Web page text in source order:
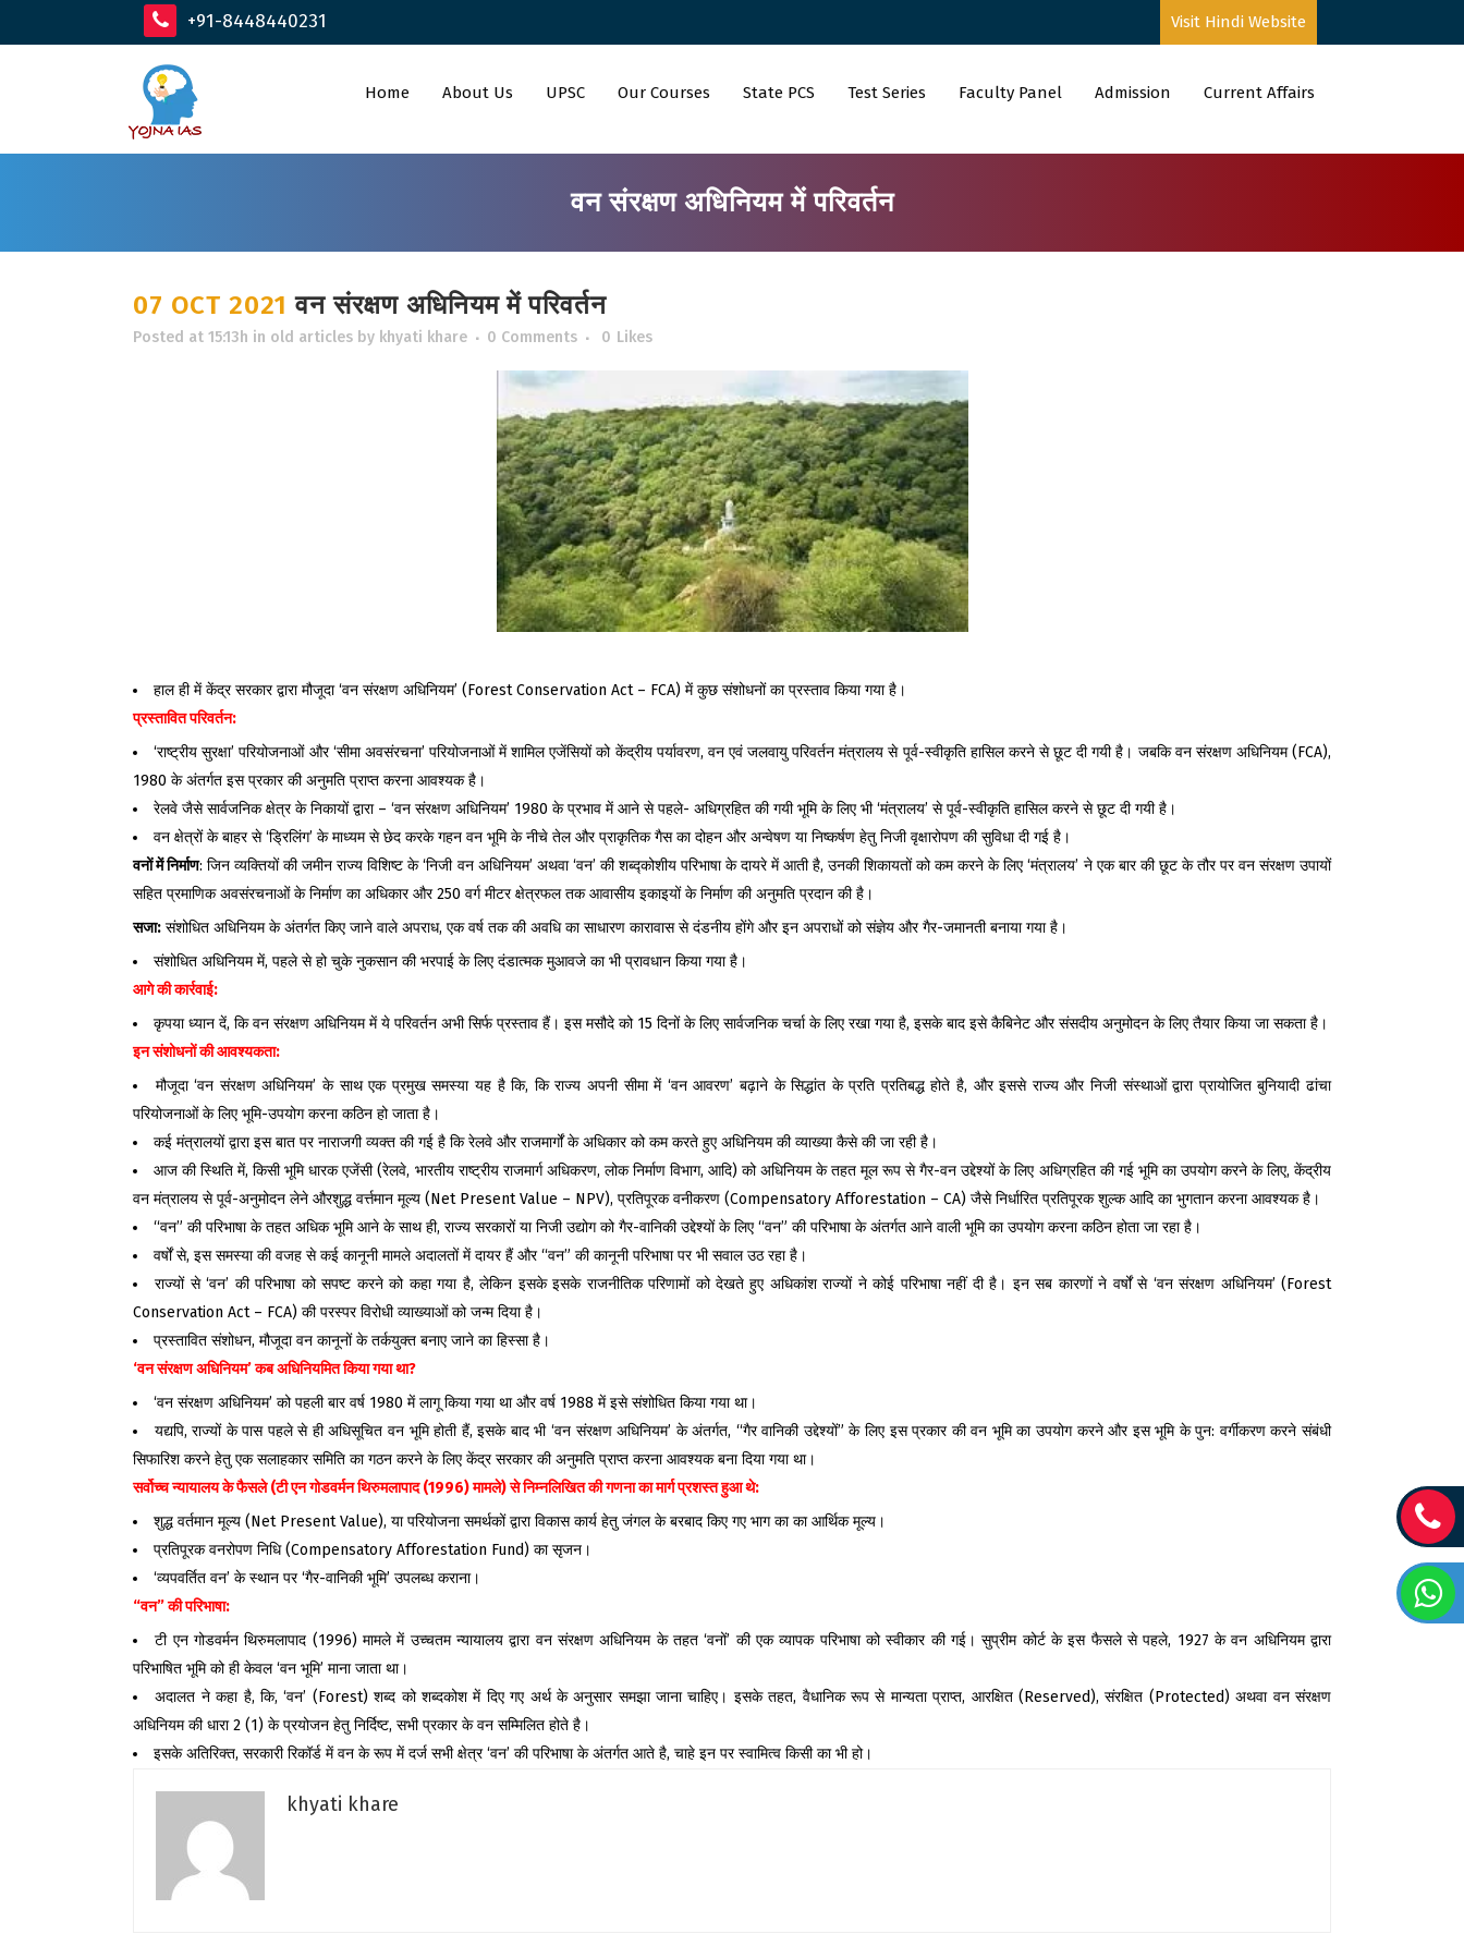
+91-8448440231 Visit Hindi Website
Home About Us UPSC Our Courses State PCS Test Series Faculty Panel Admission Current Affairs
वन संरक्षण अधिनियम में परिवर्तन
07 OCT 2021 वन संरक्षण अधिनियम में परिवर्तन
Posted at 15:13h in old articles by khyati khare 0 Comments 0 Likes
हाल ही में केंद्र सरकार द्वारा मौजूदा ‘वन संरक्षण अधिनियम’ (Forest Conservation Act – FCA) में कुछ संशोधनों का प्रस्ताव किया गया है।
प्रस्तावित परिवर्तन:
‘राष्ट्रीय सुरक्षा’ परियोजनाओं और ‘सीमा अवसंरचना’ परियोजनाओं में शामिल एजेंसियों को केंद्रीय पर्यावरण, वन एवं जलवायु परिवर्तन मंत्रालय से पूर्व-स्वीकृति हासिल करने से छूट दी गयी है। जबकि वन संरक्षण अधिनियम (FCA),
1980 के अंतर्गत इस प्रकार की अनुमति प्राप्त करना आवश्यक है।
रेलवे जैसे सार्वजनिक क्षेत्र के निकायों द्वारा – ‘वन संरक्षण अधिनियम’ 1980 के प्रभाव में आने से पहले- अधिग्रहित की गयी भूमि के लिए भी ‘मंत्रालय’ से पूर्व-स्वीकृति हासिल करने से छूट दी गयी है।
वन क्षेत्रों के बाहर से ‘ड्रिलिंग’ के माध्यम से छेद करके गहन वन भूमि के नीचे तेल और प्राकृतिक गैस का दोहन और अन्वेषण या निष्कर्षण हेतु निजी वृक्षारोपण की सुविधा दी गई है।
वनों में निर्माण: जिन व्यक्तियों की जमीन राज्य विशिष्ट के ‘निजी वन अधिनियम’ अथवा ‘वन’ की शब्द्कोशीय परिभाषा के दायरे में आती है, उनकी शिकायतों को कम करने के लिए ‘मंत्रालय’ ने एक बार की छूट के तौर पर वन संरक्षण उपायों
सहित प्रमाणिक अवसंरचनाओं के निर्माण का अधिकार और 250 वर्ग मीटर क्षेत्रफल तक आवासीय इकाइयों के निर्माण की अनुमति प्रदान की है।
सजा: संशोधित अधिनियम के अंतर्गत किए जाने वाले अपराध, एक वर्ष तक की अवधि का साधारण कारावास से दंडनीय होंगे और इन अपराधों को संज्ञेय और गैर-जमानती बनाया गया है।
संशोधित अधिनियम में, पहले से हो चुके नुकसान की भरपाई के लिए दंडात्मक मुआवजे का भी प्रावधान किया गया है।
आगे की कार्रवाई:
कृपया ध्यान दें, कि वन संरक्षण अधिनियम में ये परिवर्तन अभी सिर्फ प्रस्ताव हैं। इस मसौदे को 15 दिनों के लिए सार्वजनिक चर्चा के लिए रखा गया है, इसके बाद इसे कैबिनेट और संसदीय अनुमोदन के लिए तैयार किया जा सकता है।
इन संशोधनों की आवश्यकता:
मौजूदा ‘वन संरक्षण अधिनियम’ के साथ एक प्रमुख समस्या यह है कि, कि राज्य अपनी सीमा में ‘वन आवरण’ बढ़ाने के सिद्धांत के प्रति प्रतिबद्ध होते है, और इससे राज्य और निजी संस्थाओं द्वारा प्रायोजित बुनियादी ढांचा
परियोजनाओं के लिए भूमि-उपयोग करना कठिन हो जाता है।
कई मंत्रालयों द्वारा इस बात पर नाराजगी व्यक्त की गई है कि रेलवे और राजमार्गों के अधिकार को कम करते हुए अधिनियम की व्याख्या कैसे की जा रही है।
आज की स्थिति में, किसी भूमि धारक एजेंसी (रेलवे, भारतीय राष्ट्रीय राजमार्ग अधिकरण, लोक निर्माण विभाग, आदि) को अधिनियम के तहत मूल रूप से गैर-वन उद्देश्यों के लिए अधिग्रहित की गई भूमि का उपयोग करने के लिए, केंद्रीय
वन मंत्रालय से पूर्व-अनुमोदन लेने औरशुद्ध वर्त्तमान मूल्य (Net Present Value – NPV), प्रतिपूरक वनीकरण (Compensatory Afforestation – CA) जैसे निर्धारित प्रतिपूरक शुल्क आदि का भुगतान करना आवश्यक है।
“वन” की परिभाषा के तहत अधिक भूमि आने के साथ ही, राज्य सरकारों या निजी उद्योग को गैर-वानिकी उद्देश्यों के लिए “वन” की परिभाषा के अंतर्गत आने वाली भूमि का उपयोग करना कठिन होता जा रहा है।
वर्षों से, इस समस्या की वजह से कई कानूनी मामले अदालतों में दायर हैं और “वन” की कानूनी परिभाषा पर भी सवाल उठ रहा है।
राज्यों से ‘वन’ की परिभाषा को सपष्ट करने को कहा गया है, लेकिन इसके इसके राजनीतिक परिणामों को देखते हुए अधिकांश राज्यों ने कोई परिभाषा नहीं दी है। इन सब कारणों ने वर्षों से ‘वन संरक्षण अधिनियम’ (Forest
Conservation Act – FCA) की परस्पर विरोधी व्याख्याओं को जन्म दिया है।
प्रस्तावित संशोधन, मौजूदा वन कानूनों के तर्कयुक्त बनाए जाने का हिस्सा है।
‘वन संरक्षण अधिनियम’ कब अधिनियमित किया गया था?
‘वन संरक्षण अधिनियम’ को पहली बार वर्ष 1980 में लागू किया गया था और वर्ष 1988 में इसे संशोधित किया गया था।
यद्यपि, राज्यों के पास पहले से ही अधिसूचित वन भूमि होती हैं, इसके बाद भी ‘वन संरक्षण अधिनियम’ के अंतर्गत, “गैर वानिकी उद्देश्यों” के लिए इस प्रकार की वन भूमि का उपयोग करने और इस भूमि के पुन: वर्गीकरण करने संबंधी
सिफारिश करने हेतु एक सलाहकार समिति का गठन करने के लिए केंद्र सरकार की अनुमति प्राप्त करना आवश्यक बना दिया गया था।
सर्वोच्च न्यायालय के फैसले (टी एन गोडवर्मन थिरुमलापाद (1996)मामले) से निम्नलिखित की गणना का मार्ग प्रशस्त हुआ थे:
शुद्ध वर्तमान मूल्य (Net Present Value), या परियोजना समर्थकों द्वारा विकास कार्य हेतु जंगल के बरबाद किए गए भाग का का आर्थिक मूल्य।
प्रतिपूरक वनरोपण निधि (Compensatory Afforestation Fund) का सृजन।
‘व्यपवर्तित वन’ के स्थान पर ‘गैर-वानिकी भूमि’ उपलब्ध कराना।
“वन” की परिभाषा:
टी एन गोडवर्मन थिरुमलापाद (1996) मामले में उच्चतम न्यायालय द्वारा वन संरक्षण अधिनियम के तहत ‘वनों’ की एक व्यापक परिभाषा को स्वीकार की गई। सुप्रीम कोर्ट के इस फैसले से पहले, 1927 के वन अधिनियम द्वारा
परिभाषित भूमि को ही केवल ‘वन भूमि’ माना जाता था।
अदालत ने कहा है, कि, ‘वन’ (Forest) शब्द को शब्दकोश में दिए गए अर्थ के अनुसार समझा जाना चाहिए। इसके तहत, वैधानिक रूप से मान्यता प्राप्त, आरक्षित (Reserved), संरक्षित (Protected) अथवा वन संरक्षण
अधिनियम की धारा 2 (1) के प्रयोजन हेतु निर्दिष्ट, सभी प्रकार के वन सम्मिलित होते है।
इसके अतिरिक्त, सरकारी रिकॉर्ड में वन के रूप में दर्ज सभी क्षेत्र ‘वन’ की परिभाषा के अंतर्गत आते है, चाहे इन पर स्वामित्व किसी का भी हो।
khyati khare